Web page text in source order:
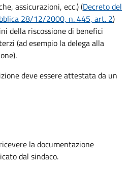
assicurazioni, ecc.) (Decreto del
28/12/2000, n. 445, art. 2)
della riscossione di benefici
(ad esempio la delega alla
deve essere attestata da un
la documentazione
dal sindaco.